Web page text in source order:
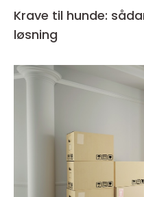
Krave til hunde:
løsning